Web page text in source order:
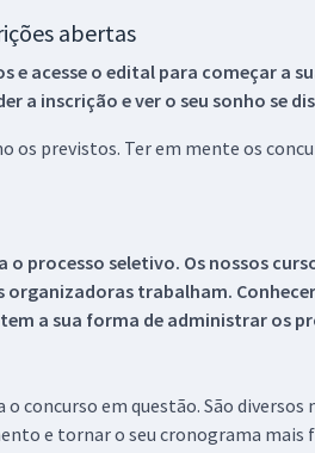
abertas
e acesse o edital para começar a
a inscrição e ver o seu sonho se
previstos. Ter em mente os
o processo seletivo. Os nossos
trabalham.
a sua forma de administrar os
concurso em questão. São
e tornar o seu cronograma mais